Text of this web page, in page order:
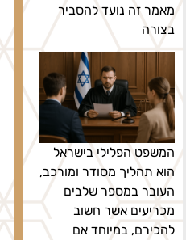
מאמר זה נועד להסביר
בצורה
המשפט הפלילי בישראל
הוא תהליך מסודר ומורכב,
העובר במספר שלבים
מכריעים אשר חשוב
להכירם, במיוחד אם